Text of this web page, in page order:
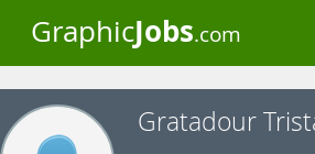
GraphicJobs.com
Gratadour